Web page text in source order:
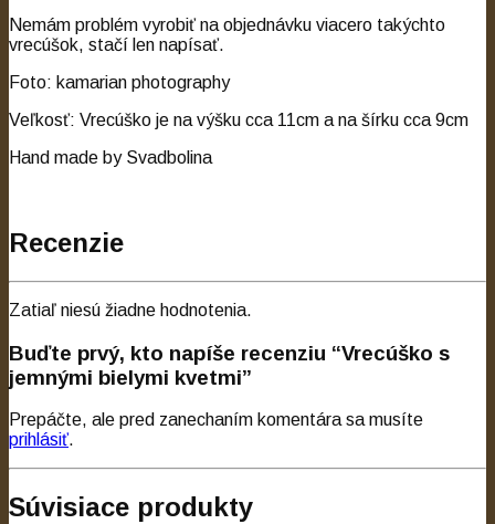
Nemám problém vyrobiť na objednávku viacero takýchto
vrecúšok, stačí len napísať.
Foto: kamarian photography
Veľkosť: Vrecúško je na výšku cca 11cm a na šírku cca 9cm
Hand made by Svadbolina
Recenzie
Zatiaľ niesú žiadne hodnotenia.
Buďte prvý, kto napíše recenziu “Vrecúško s
jemnými bielymi kvetmi”
Prepáčte, ale pred zanechaním komentára sa musíte
prihlásiť.
Súvisiace produkty